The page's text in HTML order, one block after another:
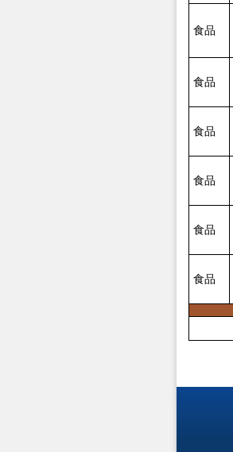
食品
食品
食品
食品
食品
食品